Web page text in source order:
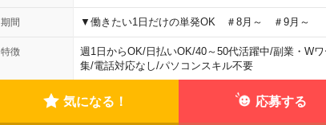
期間 ▼働きたい1日だけの単発OK ＃8月～ ＃9月～
特徴 週1日からOK/日払いOK/40～50代活躍中/副業・W
集/電話対応なし/パソコンスキル不要
気になる！ 応募する